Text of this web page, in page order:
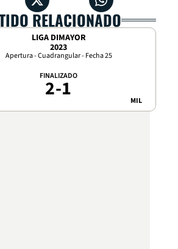
RELACIONADO
LIGA DIMAYOR
2023
Apertura - Cuadrangular - Fecha 25
FINALIZADO
2-1 MIL